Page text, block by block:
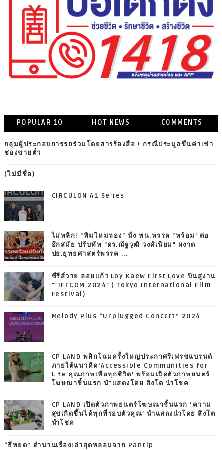
POPULAR 10 HOT NEWS COMMENTS
กลุ่มผู้ประกอบการรถร่วมโดยสารร้องสื่อ ! กรณีประมูลขึ้นค่าเช่า
ช่องขายตั๋ว
(ไม่มีชื่อ)
CIRCULON A1 Series
ไม่พลิก! "พิมไหมทอง" นั่ง หน.พรรค "พร้อม' ต่อ
อีกสมัย ปรับทัพ "ดร.ณัฐวุฒิ วงศ์เนียม" ผงาด
ปธ.ยุทธศาสตร์พรรค ...
ซีรีส์วาย ลอยแก้ว Loy Kaew First Love บินสู่งาน
"TIFFCOM 2024" ( Tokyo International Film
Festival)
Melody Plus “Unplugged Concert” 2024
CP LAND พลิกโฉมครั้งใหญ่ประกาศรีเฟรชแบรนด์
ภายใต้แนวคิด‘Accessible Communities for
Life คุณภาพเพื่อทุกชีวิต’ พร้อมเปิดตัวภาพยนตร์
โฆษณาชิ้นแรก นำแสดงโดย สิงโต นำโชค
CP LAND เปิดตัวภาพยนตร์โฆษณาชิ้นแรก ‘ความ
สุขเกิดขึ้นได้ทุกที่รอบตัวคุณ’ นำแสดงนำโดย สิงโต
นำโชค
“ธี่หยด” ตำนานเรื่องเล่าสุดหลอนจาก Pantip